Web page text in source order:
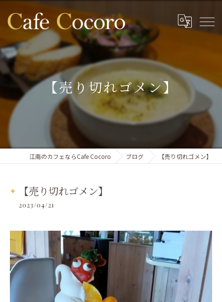
【売り切れゴメン】
江南のカフェならCafe Cocoro ブログ 【売り切れゴメン】
【売り切れゴメン】
2023/04/21